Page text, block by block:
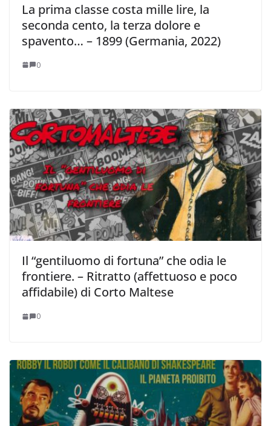
La prima classe costa mille lire, la
seconda cento, la terza dolore e
spavento… – 1899 (Germania, 2022)
0
Il “gentiluomo di fortuna” che odia le
frontiere. – Ritratto (affettuoso e poco
affidabile) di Corto Maltese
0